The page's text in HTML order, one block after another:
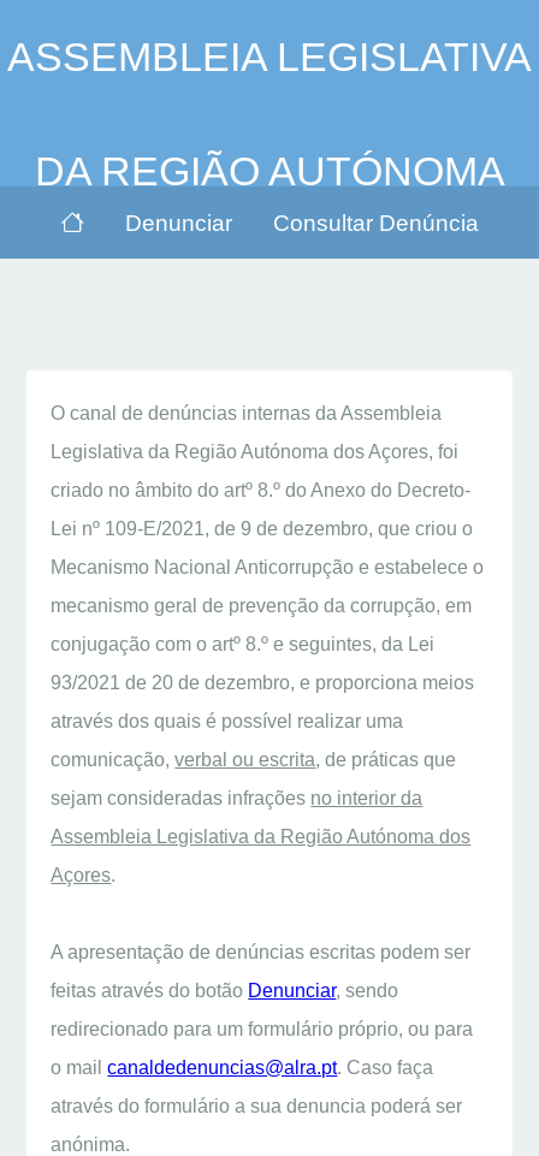
ASSEMBLEIA LEGISLATIVA
DA REGIÃO AUTÓNOMA
Denunciar Consultar Denúncia
O canal de denúncias internas da Assembleia
Legislativa da Região Autónoma dos Açores, foi
criado no âmbito do artº 8.º do Anexo do Decreto-
Lei nº 109-E/2021, de 9 de dezembro, que criou o
Mecanismo Nacional Anticorrupção e estabelece o
mecanismo geral de prevenção da corrupção, em
conjugação com o artº 8.º e seguintes, da Lei
93/2021 de 20 de dezembro, e proporciona meios
através dos quais é possível realizar uma
comunicação,verbal ou escrita, de práticas que
sejam consideradas infrações no interior da
Assembleia Legislativa da Região Autónoma dos
Açores.
A apresentação de denúncias escritas podem ser
feitas através do botão Denunciar, sendo
redirecionado para um formulário próprio, ou para
o mailcanaldedenuncias@alra.pt. Caso faça
através do formulário a sua denuncia poderá ser
anónima.